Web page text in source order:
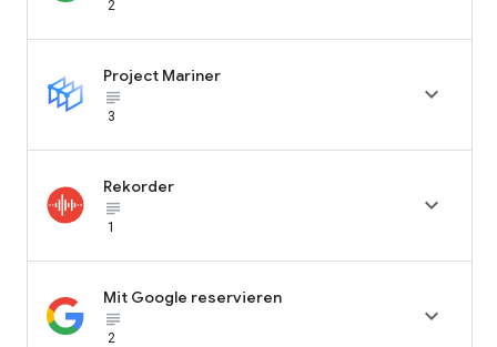
2
Project Mariner
subject_black
3

Rekorder
subject_black
1

Mit Google reservieren
subject_black
2
